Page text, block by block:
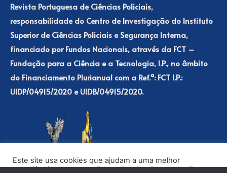
Revista Portuguesa de Ciências Policiais,
responsabilidade do Centro de Investigação do Instituto
Superior de Ciências Policiais e Segurança Interna,
financiado por Fundos Nacionais, através da FCT –
Fundação para a Ciência e a Tecnologia, I.P., no âmbito
do Financiamento Plurianual com a Ref.ª: FCT I.P.:
UIDP/04915/2020 e UIDB/04915/2020.
Este site usa cookies que ajudam a uma melhor
experiência de navegação no site. Ao clicar no botão